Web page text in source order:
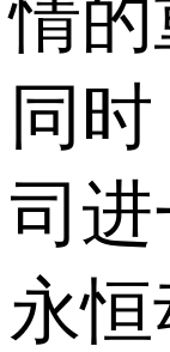
情的
同
司
永